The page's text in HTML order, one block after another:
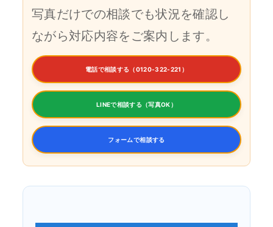
写真だけでの相談でも状況を確認し
ながら対応内容をご案内します。
電話で相談する（0120-322-221）
LINEで相談する（写真OK）
フォームで相談する